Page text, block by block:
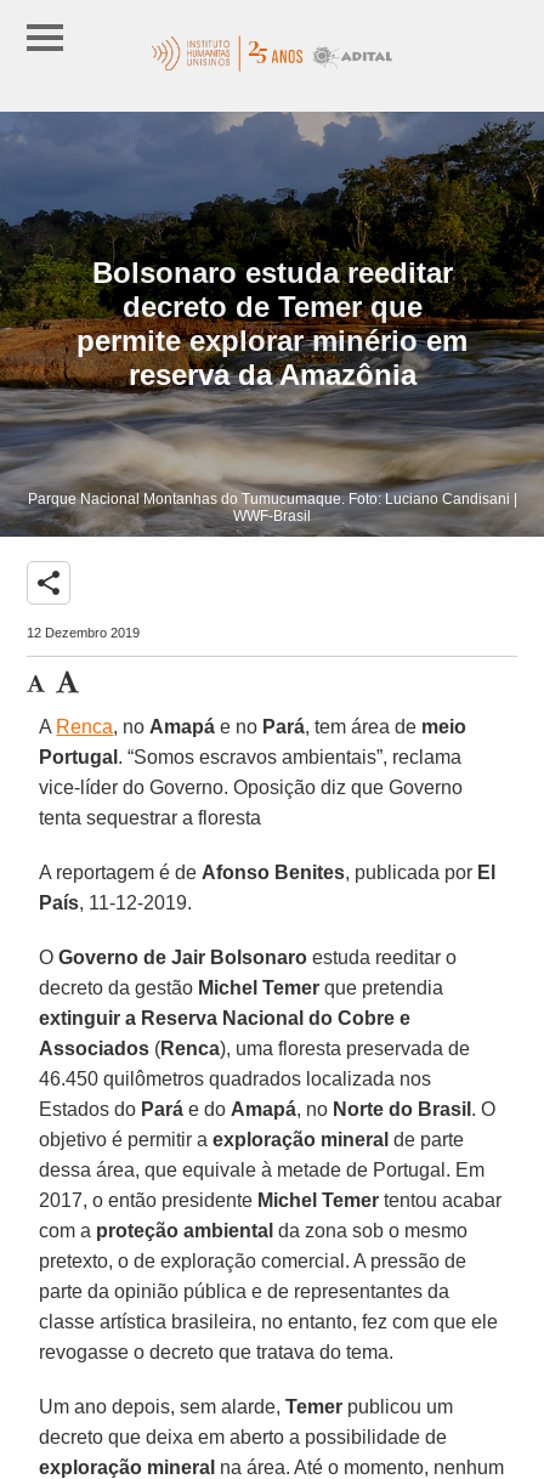
Bolsonaro estuda reeditar
decreto de Temer que
permite explorar minério em
reserva da Amazônia
Parque Nacional Montanhas do Tumucumaque. Foto: Luciano Candisani |
WWF-Brasil
share
12 Dezembro 2019
A Renca, no Amapá e no Pará, tem área de meio
Portugal . “Somos escravos ambientais”, reclama
vice-líder do Governo. Oposição diz que Governo
tenta sequestrar a floresta
A reportagem é de Afonso Benites, publicada por El
País, 11-12-2019.
OGoverno de Jair Bolsonaro estuda reeditar o
decreto da gestão Michel Temer que pretendia
extinguir a Reserva Nacional do Cobre e
Associados (Renca), uma floresta preservada de
46.450 quilômetros quadrados localizada nos
Estados do Pará e do Amapá, no Norte do Brasil . O
objetivo é permitir aexploração mineral de parte
dessa área, que equivale à metade de Portugal. Em
2017, o então presidente Michel Temer tentou acabar
com a proteção ambiental da zona sob o mesmo
pretexto, o de exploração comercial. A pressão de
parte da opinião pública e de representantes da
classe artística brasileira, no entanto, fez com que ele
revogasse o decreto que tratava do tema.
Um ano depois, sem alarde,Temer publicou um
decreto que deixa em aberto a possibilidade de
exploração mineral na área. Até o momento, nenhum